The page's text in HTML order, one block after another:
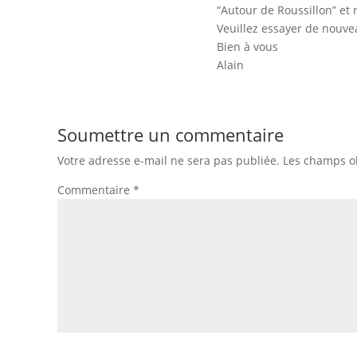
“Autour de Roussillon”
Veuillez essayer de
Bien à vous
Alain
Soumettre un commentaire
Votre adresse e-mail ne sera pas publiée. Les champs
Commentaire *